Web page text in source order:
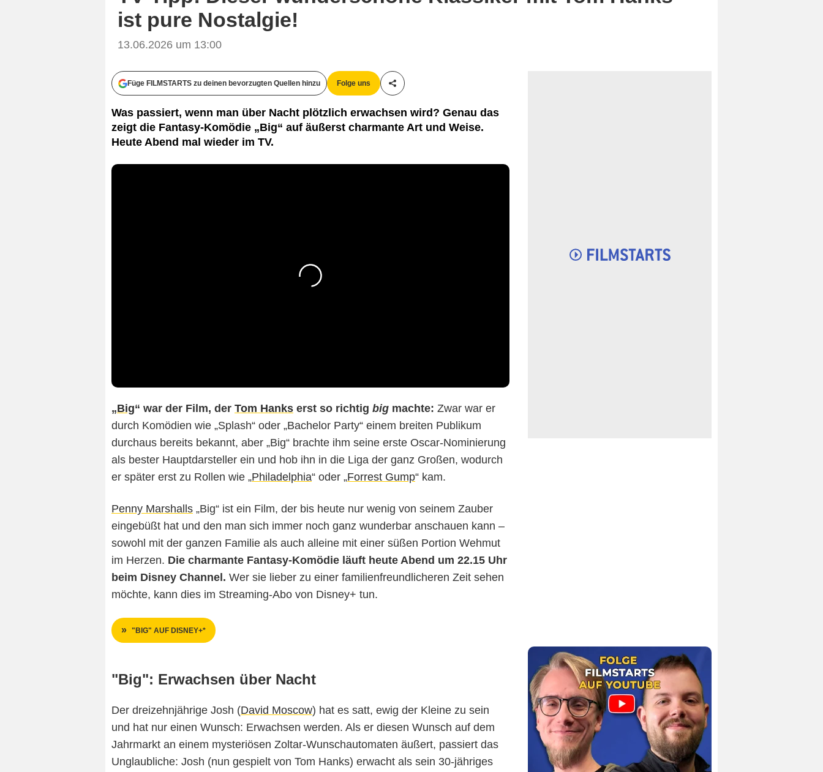
ist pure Nostalgie!
13.06.2026 um 13:00
Füge FILMSTARTS zu deinen bevorzugten Quellen hinzu Folge uns
Teile diesen Artikel
Was passiert, wenn man über Nacht plötzlich erwachsen wird? Genau das
zeigt die Fantasy-Komödie „Big“ auf äußerst charmante Art und Weise.
Heute Abend mal wieder im TV.
„Big“ war der Film, der Tom Hanks erst so richtig big machte: Zwar war er
durch Komödien wie „Splash“ oder „Bachelor Party“ einem breiten Publikum
durchaus bereits bekannt, aber „Big“ brachte ihm seine erste Oscar-Nominierung
als bester Hauptdarsteller ein und hob ihn in die Liga der ganz Großen, wodurch
er später erst zu Rollen wie „Philadelphia“ oder „Forrest Gump“ kam.
Penny Marshalls „Big“ ist ein Film, der bis heute nur wenig von seinem Zauber
eingebüßt hat und den man sich immer noch ganz wunderbar anschauen kann –
sowohl mit der ganzen Familie als auch alleine mit einer süßen Portion Wehmut
im Herzen. Die charmante Fantasy-Komödie läuft heute Abend um 22.15 Uhr
beim Disney Channel. Wer sie lieber zu einer familienfreundlicheren Zeit sehen
möchte, kann dies im Streaming-Abo von Disney+ tun.
"BIG" AUF DISNEY+*
"Big": Erwachsen über Nacht
Der dreizehnjährige Josh (David Moscow) hat es satt, ewig der Kleine zu sein
und hat nur einen Wunsch: Erwachsen werden. Als er diesen Wunsch auf dem
Jahrmarkt an einem mysteriösen Zoltar-Wunschautomaten äußert, passiert das
Unglaubliche: Josh (nun gespielt von Tom Hanks) erwacht als sein 30-jähriges